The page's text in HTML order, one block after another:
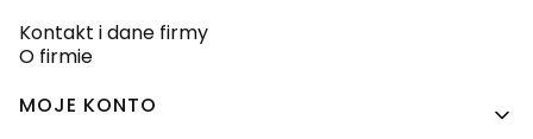
Kontakt i dane firmy
O firmie
MOJE KONTO